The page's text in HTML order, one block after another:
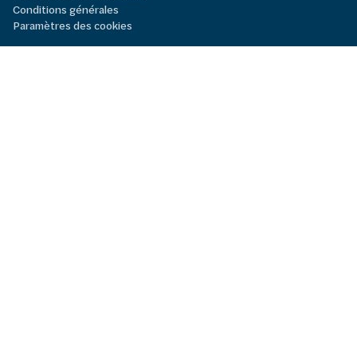
Conditions générales
Paramètres des cookies